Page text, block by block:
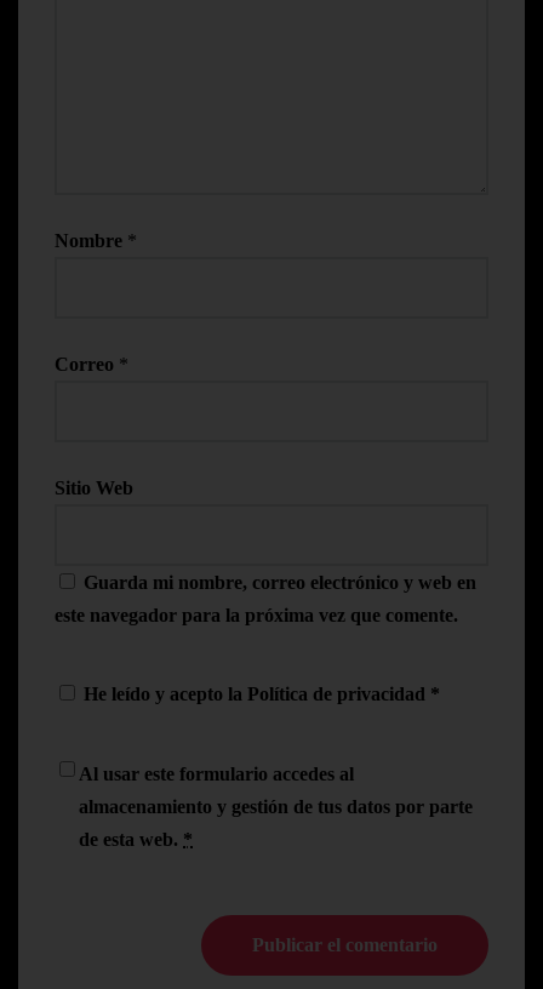
Nombre *
Correo *
Sitio Web
Guarda mi nombre, correo electrónico y web en
este navegador para la próxima vez que comente.
He leído y acepto la Política de privacidad *
Al usar este formulario accedes al
almacenamiento y gestión de tus datos por parte
de esta web. *